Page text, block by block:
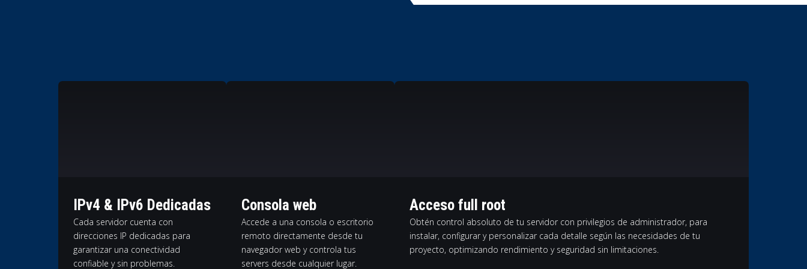
IPv4 & IPv6 Dedicadas
Cada servidor cuenta con
direcciones IP dedicadas para
garantizar una conectividad
confiable y sin problemas.
Consola web
Accede a una consola o escritorio
remoto directamente desde tu
navegador web y controla tus
servers desde cualquier lugar.
Acceso full root
Obtén control absoluto de tu servidor con privilegios de administrador, para
instalar, configurar y personalizar cada detalle según las necesidades de tu
proyecto, optimizando rendimiento y seguridad sin limitaciones.